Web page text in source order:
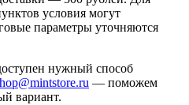
условия могут
параметры уточняются
нужный способ
— поможем
вариант.